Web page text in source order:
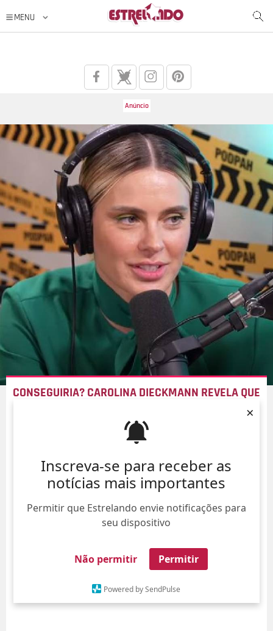
Inscreva-se para receber as
notícias mais importantes
Permitir que Estrelando envie notificações para
seu dispositivo
Não permitir Permitir
Powered by SendPulse
×
CONSEGUIRIA? CAROLINA DIECKMANN REVELA QUE
SOCIAIS
07/Ago/